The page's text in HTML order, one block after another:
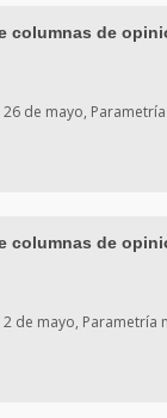
columnas de
de mayo,
columnas de
de mayo,